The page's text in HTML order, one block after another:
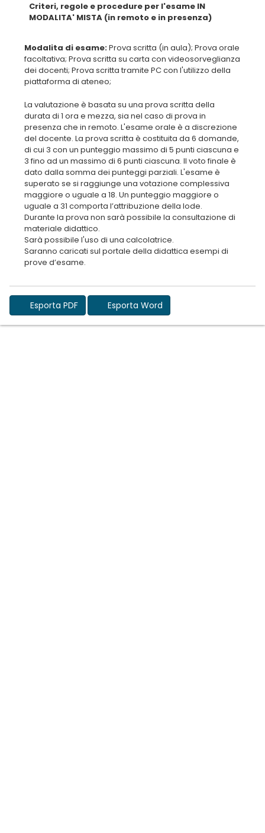
Criteri, regole e procedure per l'esame IN
MODALITA' MISTA (in remoto e in presenza)
Modalita di esame:Prova scritta (in aula); Prova orale
facoltativa; Prova scritta su carta con videosorveglianza
dei docenti; Prova scritta tramite PC con l'utilizzo della
La valutazione è basata su una prova scritta della
durata di 1 ora e mezza, sia nel caso di prova in
presenza che in remoto. L'esame orale è a discrezione
del docente. La prova scritta è costituita da 6 domande,
di cui 3 con un punteggio massimo di 5 punti ciascuna e
3 fino ad un massimo di 6 punti ciascuna. Il voto finale è
dato dalla somma dei punteggi parziali. L'esame è
superato se si raggiunge una votazione complessiva
maggiore o uguale a 18. Un punteggio maggiore o
uguale a 31 comporta l’attribuzione della lode.
Durante la prova non sarà possibile la consultazione di
materiale didattico.
Sarà possibile l'uso di una calcolatrice.
Saranno caricati sul portale della didattica esempi di
prove d’esame.
Esporta PDF Esporta Word